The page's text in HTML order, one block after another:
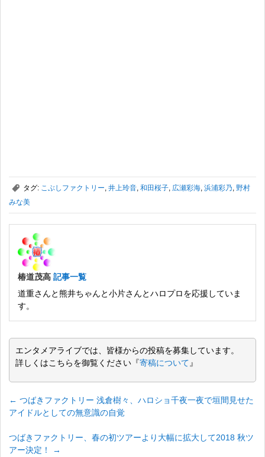
, タグ: こぶしファクトリー, 井上玲音, 和田桜子, 広瀬彩海, 浜浦彩乃, 野村
みな美
椿道茂高 記事一覧
道重さんと熊井ちゃんと小片さんとハロプロを応援していま
す。
エンタメアライブでは、皆様からの投稿を募集しています。
詳しくはこちらを御覧ください『寄稿について 』
← つばきファクトリー 浅倉樹々、ハロショ千夜一夜で垣間見せた
アイドルとしての無意識の自覚
つばきファクトリー、春の初ツアーより大幅に拡大して2018 秋ツ
アー決定！
→